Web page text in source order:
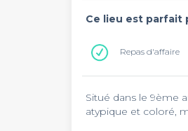
Ce lieu est parfait
Repas d'affaire
Situé dans le 9ème
atypique et coloré,